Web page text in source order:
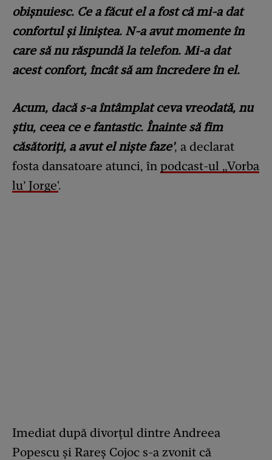
obișnuiesc. Ce a făcut el a fost că mi-a dat
confortul și liniștea. N-a avut momente în
care să nu răspundă la telefon. Mi-a dat
acest confort, încât să am încredere în el.
Acum, dacă s-a întâmplat ceva vreodată, nu
știu, ceea ce e fantastic. Înainte să fim
căsătoriți, a avut el niște faze', a declarat
fosta dansatoare atunci, în podcast-ul „Vorba
lu’ Jorge'.
Imediat după divorțul dintre Andreea
Popescu și Rareș Cojoc s-a zvonit că